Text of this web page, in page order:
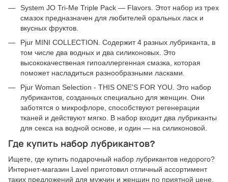
System JO Tri-Me Triple Pack — Flavors. Этот набор из трех
смазок предназначен для любителей оральных ласк и
вкусных фруктов.
Pjur MINI COLLECTION. Содержит 4 разных лубриканта, в
том числе два водных и два силиконовых. Это
высококачественая гипоаллергенная смазка, которая
поможет насладиться разнообразными ласками.
Pjur Woman Selection - THIS ONE'S FOR YOU. Это набор
лубрикантов, созданных специально для женщин. Они
заботятся о микрофлоре, способствуют регенерации
тканей и действуют мягко. В набор входит два лубриканты
для секса на водной основе, и один — на силиконовой.
Где купить набор лубрикантов?
Ищете, где купить подарочный набор лубрикантов недорого?
Интернет-магазин Lavel приготовил отличный ассортимент
таких предложений для мужчин и женщин по приятной цене.